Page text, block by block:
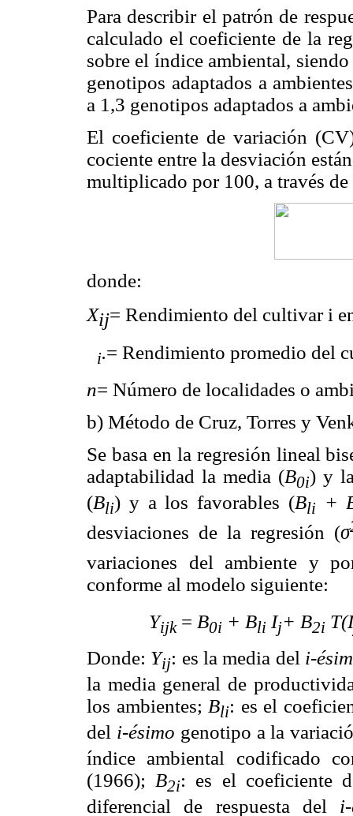
Para describir el patrón de
calculado el coeficiente de la
sobre el índice ambiental,
genotipos adaptados a
a 1,3 genotipos adaptados a
El coeficiente de variación
cociente entre la desviación
multiplicado por 100, a través
donde:
Xij= Rendimiento del cultivar i
i.= Rendimiento promedio del
n= Número de localidades o
b) Método de Cruz, Torres y
Se basa en la regresión lineal
adaptabilidad la media (B0i) y
(Bli) y a los favorables (Bli+
desviaciones de la regresión (σ
variaciones del ambiente y
conforme al modelo siguiente:
Yijk = B0i + Bli Ij+ B2i T(I
Donde: Yij: es la media del i-
la media general de
los ambientes; Bli: es el
del i-ésimo genotipo a la
índice ambiental codificado
(1966); B2i: es el coeficiente
diferencial de respuesta del